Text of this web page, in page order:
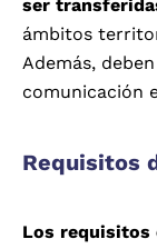
ser
ámbitos
Además,
comunicación
Requisitos
Los requisitos